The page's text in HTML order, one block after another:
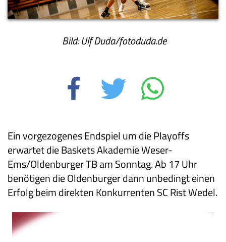
Bild: Ulf Duda/fotoduda.de
Ein vorgezogenes Endspiel um die Playoffs
erwartet die Baskets Akademie Weser-
Ems/Oldenburger TB am Sonntag. Ab 17 Uhr
benötigen die Oldenburger dann unbedingt einen
Erfolg beim direkten Konkurrenten SC Rist Wedel.